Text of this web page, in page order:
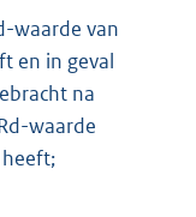
waarde van
en in geval
na
waarde